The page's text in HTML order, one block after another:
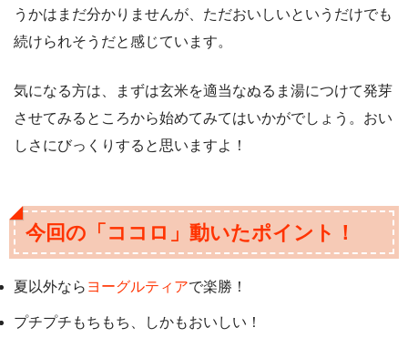
うかはまだ分かりませんが、ただおいしいというだけでも
続けられそうだと感じています。
気になる方は、まずは玄米を適当なぬるま湯につけて発芽
させてみるところから始めてみてはいかがでしょう。おい
しさにびっくりすると思いますよ！
今回の「ココロ」動いたポイント！
夏以外なら ヨーグルティアで楽勝！
プチプチもちもち、しかもおいしい！